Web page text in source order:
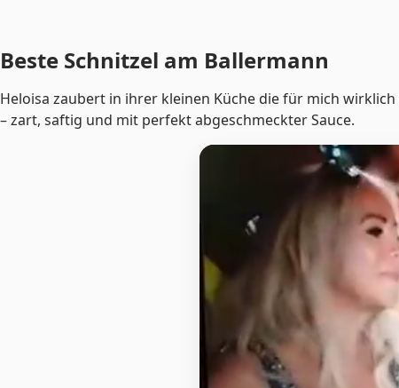
Beste Schnitzel am Ballermann
Heloisa zaubert in ihrer kleinen Küche die für mich wirklich
– zart, saftig und mit perfekt abgeschmeckter Sauce.